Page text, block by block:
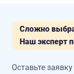
Сложно
Наш эксперт
Оставьте